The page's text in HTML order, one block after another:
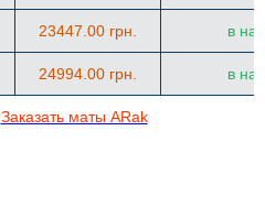
23447.00 грн. в
24994.00 грн. в
Заказать маты ARak